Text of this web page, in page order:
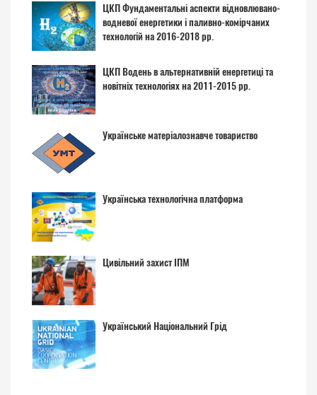
ЦКП Фундаментальні аспекти відновлювано-
водневої енергетики і паливно-комірчаних
технологій на 2016-2018 рр.
ЦКП Водень в альтернативній енергетиці та
новітніх технологіях на 2011-2015 рр.
Українське матеріалознавче товариство
Українська технологічна платформа
Цивільний захист ІПМ
Український Національний Грід